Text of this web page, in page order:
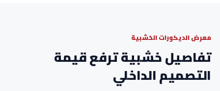
معرض الديكورات الخشبية
تفاصيل خشبية ترفع قيمة
التصميم الداخلي